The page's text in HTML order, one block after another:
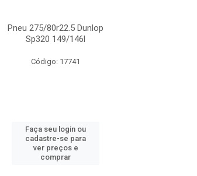
Pneu 275/80r22.5 Dunlop
Sp320 149/146l
Código: 17741
Faça seu login ou
cadastre-se para
ver preços e
comprar